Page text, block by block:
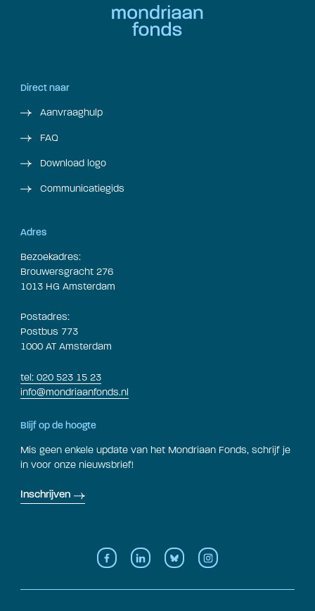
Direct naar
Aanvraaghulp
FAQ
Download logo
Communicatiegids
Adres
Bezoekadres:
Brouwersgracht 276
1013 HG Amsterdam
Postadres:
Postbus 773
1000 AT Amsterdam
tel: 020 523 15 23
info@mondriaanfonds.nl
Blijf op de hoogte
Mis geen enkele update van het Mondriaan Fonds, schrijf je
in voor onze nieuwsbrief!
Inschrijven